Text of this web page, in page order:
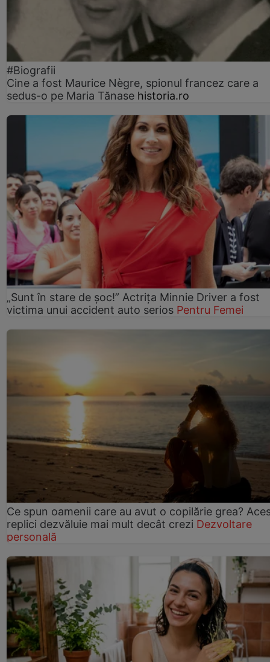
#Biografii
Cine a fost Maurice Nègre, spionul francez care a
sedus-o pe Maria Tănase historia.ro
„Sunt în stare de șoc!” Actrița Minnie Driver a fost
victima unui accident auto serios Pentru Femei
Ce spun oamenii care au avut o copilărie grea?
replici dezvăluie mai mult decât crezi Dezvoltare
personală